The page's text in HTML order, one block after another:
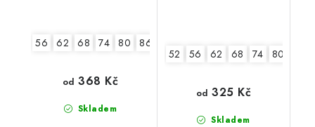
56 62 68 74 80 86
Skladem
od 368 Kč
52 56 62 68 74 80
Skladem
od 325 Kč